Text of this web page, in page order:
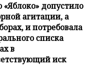
допустило
агитации, а
и потребовала
списка
в
иск